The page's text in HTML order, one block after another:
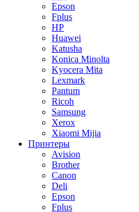
Epson
Fplus
HP
Huawei
Katusha
Konica Minolta
Kyocera Mita
Lexmark
Pantum
Ricoh
Samsung
Xerox
Xiaomi Mijia
Принтеры
Avision
Brother
Canon
Deli
Epson
Fplus